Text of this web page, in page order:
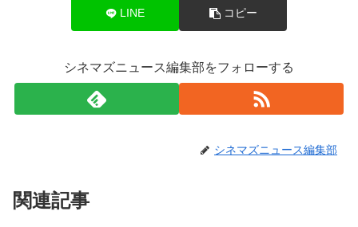
LINE コピー
シネマズニュース編集部をフォローする
シネマズニュース編集部
関連記事